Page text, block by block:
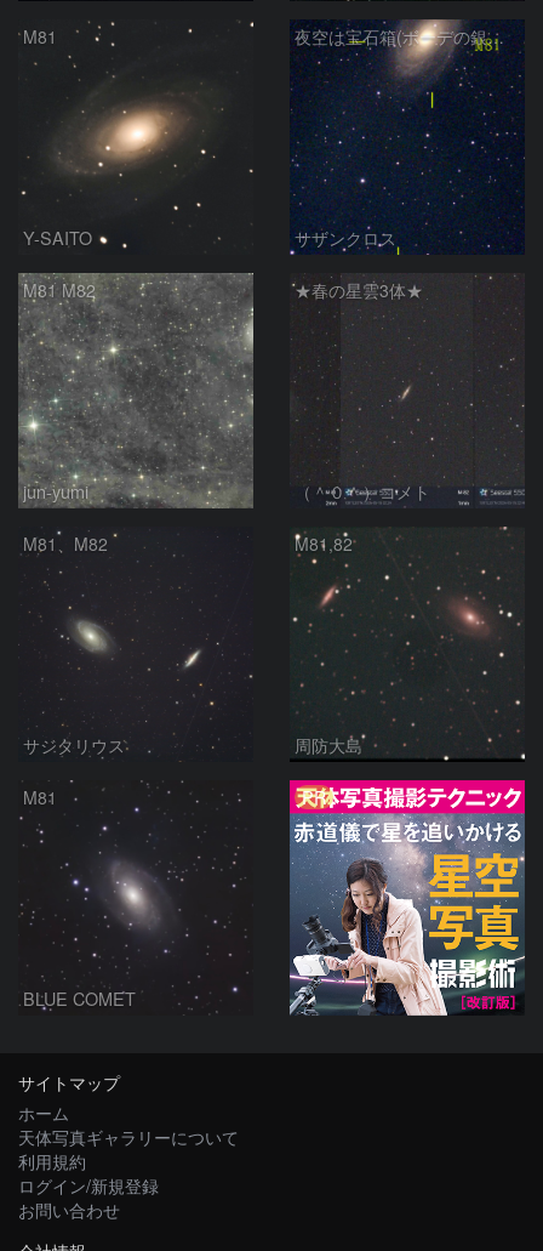
M81
Y-SAITO
夜空は宝石箱(ボーデの銀河 M81) Seestar50
サザンクロス
M81 M82
jun-yumi
★春の星雲3体★
（＾０＾）コメト
M81、M82
サジタリウス
M81,82
周防大島
M81
BLUE COMET
PR
サイトマップ
ホーム
天体写真ギャラリーについて
利用規約
ログイン/新規登録
お問い合わせ